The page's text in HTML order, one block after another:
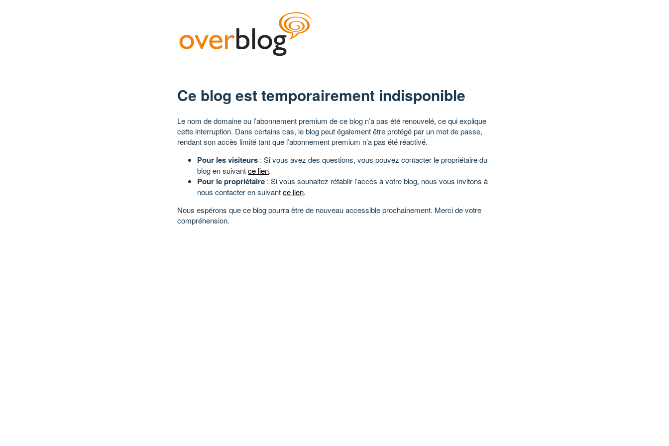
Ce blog est temporairement indisponible
Le nom de domaine ou l’abonnement premium de ce blog n’a pas été renouvelé, ce qui explique
cette interruption. Dans certains cas, le blog peut également être protégé par un mot de passe,
rendant son accès limité tant que l’abonnement premium n’a pas été réactivé.
Pour les visiteurs : Si vous avez des questions, vous pouvez contacter le propriétaire du
blog en suivantce lien.
Pour le propriétaire : Si vous souhaitez rétablir l’accès à votre blog, nous vous invitons à
nous contacter en suivantce lien.
Nous espérons que ce blog pourra être de nouveau accessible prochainement. Merci de votre
compréhension.